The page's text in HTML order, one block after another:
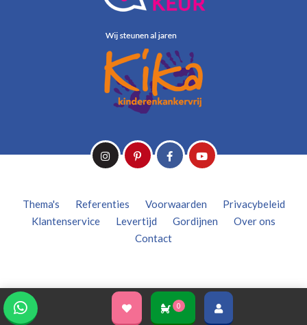
0
Thema's Referenties Voorwaarden
Privacybeleid
Klantenservice
Levertijd Gordijnen
Over ons
Contact